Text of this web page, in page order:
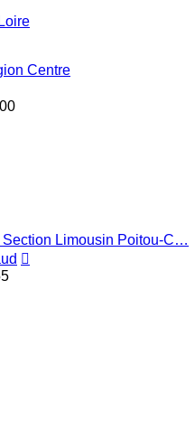
Centre
Section Limousin Poitou-C…